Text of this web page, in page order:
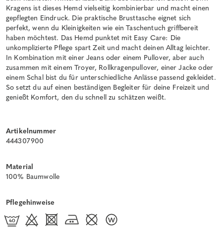
Kragens ist dieses Hemd vielseitig kombinierbar und macht einen
gepflegten Eindruck. Die praktische Brusttasche eignet sich
perfekt, wenn du Kleinigkeiten wie ein Taschentuch griffbereit
haben möchtest. Das Hemd punktet mit Easy Care: Die
unkomplizierte Pflege spart Zeit und macht deinen Alltag leichter.
In Kombination mit einer Jeans oder einem Pullover, aber auch
zusammen mit einem Troyer, Rollkragenpullover, einer Jacke oder
einem Schal bist du für unterschiedliche Anlässe passend gekleidet.
So setzt du auf einen beständigen Begleiter für deine Freizeit und
genießt Komfort, den du schnell zu schätzen weißt.
Artikelnummer
444307900
Material
100% Baumwolle
Pflegehinweise